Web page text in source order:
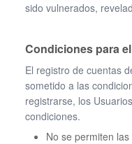
sido vulnerados,
Condiciones para
El registro de cuentas
sometido a las
registrarse, los
condiciones.
No se permiten